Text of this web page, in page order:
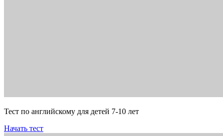
Тест по английскому для детей 7-10 лет
Начать тест